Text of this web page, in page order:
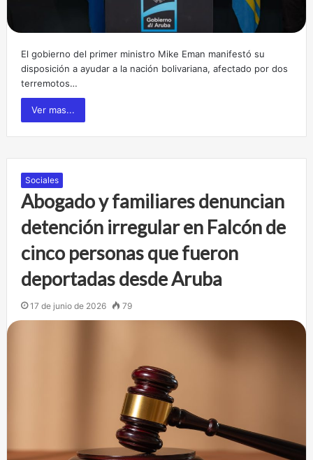
El gobierno del primer ministro Mike Eman manifestó su
disposición a ayudar a la nación bolivariana, afectado por dos
terremotos…
Ver mas...
Sociales
Abogado y familiares denuncian
detención irregular en Falcón de
cinco personas que fueron
deportadas desde Aruba
17 de junio de 2026 79